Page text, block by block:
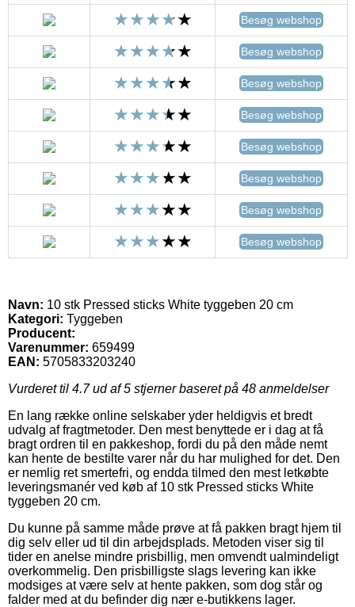
Besøg webshop
Besøg webshop
Besøg webshop
Besøg webshop
Besøg webshop
Besøg webshop
Besøg webshop
Besøg webshop
Navn: 10 stk Pressed sticks White tyggeben 20 cm
Kategori: Tyggeben
Producent:
Varenummer: 659499
EAN: 5705833203240
Vurderet til 4.7ud af 5 stjerner baseret på 48 anmeldelser
En lang række online selskaber yder heldigvis et bredt
udvalg af fragtmetoder. Den mest benyttede er i dag at få
bragt ordren til en pakkeshop, fordi du på den måde nemt
kan hente de bestilte varer når du har mulighed for det. Den
er nemlig ret smertefri, og endda tilmed den mest letkøbte
leveringsmanér ved køb af 10 stk Pressed sticks White
tyggeben 20 cm.
Du kunne på samme måde prøve at få pakken bragt hjem til
dig selv eller ud til din arbejdsplads. Metoden viser sig til
tider en anelse mindre prisbillig, men omvendt ualmindeligt
overkommelig. Den prisbilligste slags levering kan ikke
modsiges at være selv at hente pakken, som dog står og
falder med at du befinder dig nær e-butikkens lager.